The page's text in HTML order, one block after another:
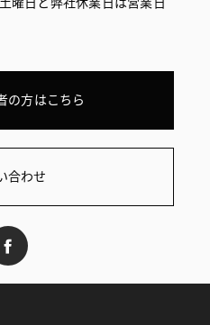
の方はこちら
合わせ